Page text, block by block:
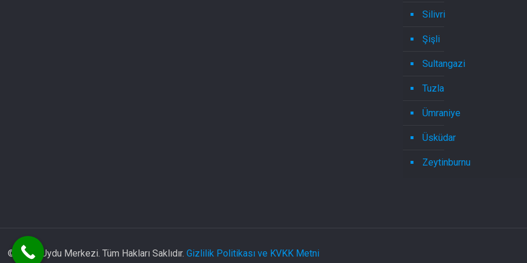
Silivri
Şişli
Sultangazi
Tuzla
Ümraniye
Üsküdar
Zeytinburnu
© 2025 Uydu Merkezi. Tüm Hakları Saklıdır.Gizlilik Politikası ve KVKK Metni